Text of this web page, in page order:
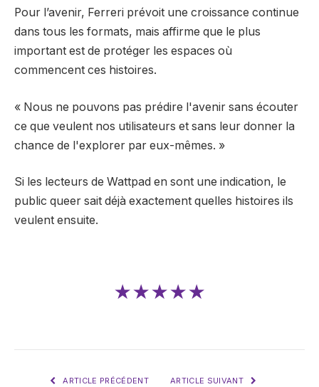
Pour l’avenir, Ferreri prévoit une croissance continue
dans tous les formats, mais affirme que le plus
important est de protéger les espaces où
commencent ces histoires.
« Nous ne pouvons pas prédire l'avenir sans écouter
ce que veulent nos utilisateurs et sans leur donner la
chance de l'explorer par eux-mêmes. »
Si les lecteurs de Wattpad en sont une indication, le
public queer sait déjà exactement quelles histoires ils
veulent ensuite.
★★★★★
ARTICLE PRÉCÉDENT ARTICLE SUIVANT